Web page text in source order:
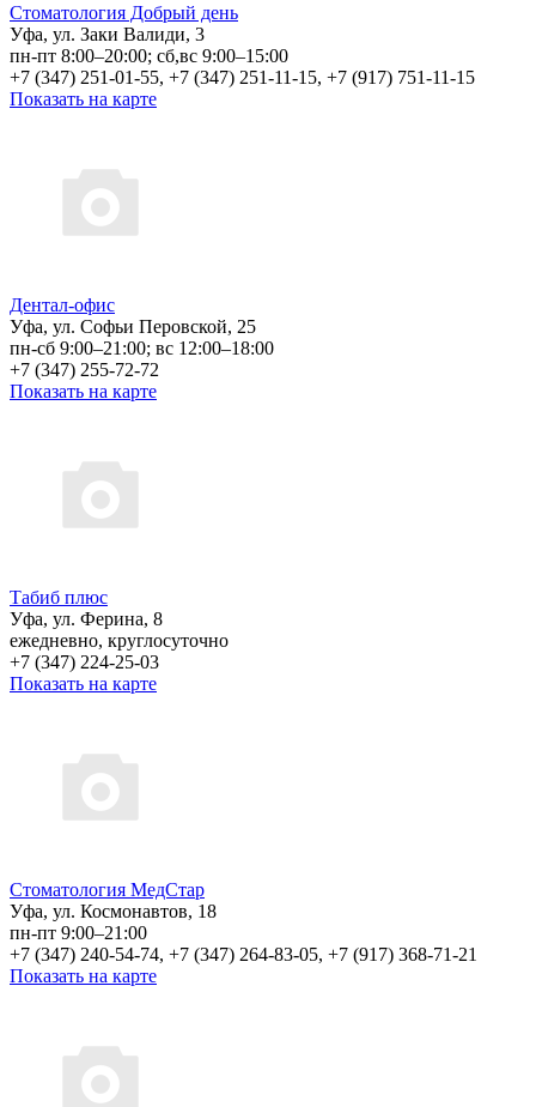
Стоматология Добрый день
Уфа, ул. Заки Валиди, 3
пн-пт 8:00–20:00; сб,вс 9:00–15:00
+7 (347) 251-01-55, +7 (347) 251-11-15, +7 (917) 751-11-15
Показать на карте
Дентал-офис
Уфа, ул. Софьи Перовской, 25
пн-сб 9:00–21:00; вс 12:00–18:00
+7 (347) 255-72-72
Показать на карте
Табиб плюс
Уфа, ул. Ферина, 8
ежедневно, круглосуточно
+7 (347) 224-25-03
Показать на карте
Стоматология МедСтар
Уфа, ул. Космонавтов, 18
пн-пт 9:00–21:00
+7 (347) 240-54-74, +7 (347) 264-83-05, +7 (917) 368-71-21
Показать на карте